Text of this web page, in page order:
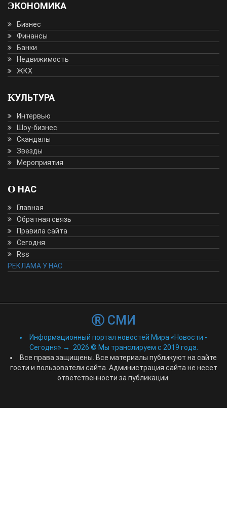
ЭКОНОМИКА
Бизнес
Финансы
Банки
Недвижимость
ЖКХ
КУЛЬТУРА
Интервью
Шоу-бизнес
Скандалы
Звезды
Мероприятия
О НАС
Главная
Обратная связь
Правила сайта
Сегодня
Rss
РЕКЛАМА У НАС
СМИ
Информационный портал новостей Мира «Новости -
Сегодня» → 2026 © Мы транслируем с 2019 года.
Все права защищены. Все материалы публикуют на сайте
гости и пользователи сайта. Администрация сайта не несет
ответственности за публикации.